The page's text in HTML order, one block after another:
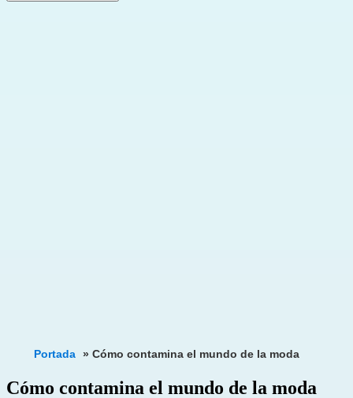
Portada » Cómo contamina el mundo de la moda
Cómo contamina el mundo de la moda